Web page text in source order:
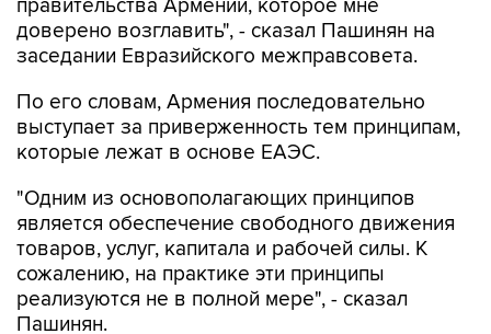
правительства Армении, которое мне
доверено возглавить", - сказал Пашинян на
заседании Евразийского межправсовета.
По его словам, Армения последовательно
выступает за приверженность тем принципам,
которые лежат в основе ЕАЭС.
"Одним из основополагающих принципов
является обеспечение свободного движения
товаров, услуг, капитала и рабочей силы. К
сожалению, на практике эти принципы
реализуются не в полной мере", - сказал
Пашинян.